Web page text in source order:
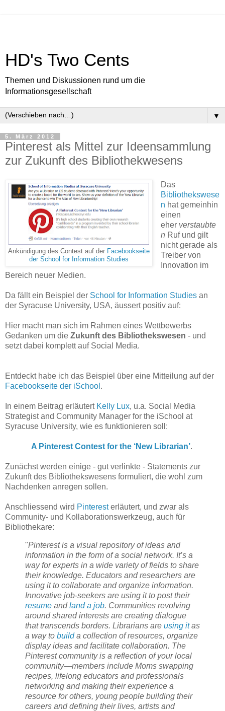
HD's Two Cents
Themen und Diskussionen rund um die
Informationsgesellschaft
▼
5. März 2012
Pinterest als Mittel zur Ideensammlung
zur Zukunft des Bibliothekwesens
Ankündigung des Contest auf der Facebookseite
der School for Information Studies
Das
Bibliothekswese
n hat gemeinhin
einen
eher verstaubte
n Ruf und gilt
nicht gerade als
Treiber von
Innovation im
Bereich neuer Medien.
Da fällt ein Beispiel der School for Information Studies an
der Syracuse University, USA, äussert positiv auf:
Hier macht man sich im Rahmen eines Wettbewerbs
Gedanken um die Zukunft des Bibliothekswesen - und
setzt dabei komplett auf Social Media.
Entdeckt habe ich das Beispiel über eine Mitteilung auf der
Facebookseite der iSchool .
In einem Beitrag erläutert Kelly Lux, u.a. Social Media
Strategist and Community Manager for the iSchool at
Syracuse University, wie es funktionieren soll:
A Pinterest Contest for the ‘New Librarian’.
Zunächst werden einige - gut verlinkte - Statements zur
Zukunft des Bibliothekswesens formuliert, die wohl zum
Nachdenken anregen sollen.
Anschliessend wird Pinteresterläutert, und zwar als
Community- und Kollaborationswerkzeug, auch für
Bibliothekare:
"Pinterest is a visual repository of ideas and
information in the form of a social network. It’s a
way for experts in a wide variety of fields to share
their knowledge. Educators and researchers are
using it to collaborate and organize information.
Innovative job-seekers are using it to post their
resume andland a job. Communities revolving
around shared interests are creating dialogue
that transcends borders. Librarians are using itas
a way to builda collection of resources, organize
display ideas and facilitate collaboration. The
Pinterest community is a reflection of your local
community—members include Moms swapping
recipes, lifelong educators and professionals
networking and making their experience a
resource for others, young people building their
careers and defining their lives, artists and